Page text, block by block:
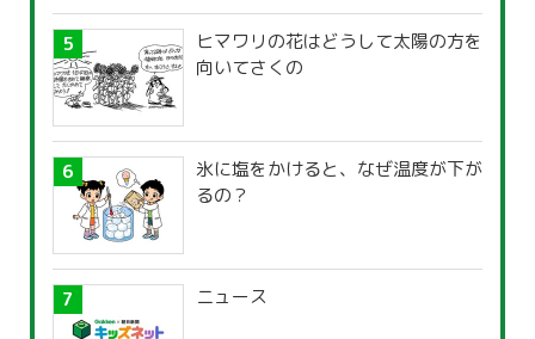
ヒマワリの花はどうして太陽の方を
向いてさくの
氷に塩をかけると、なぜ温度が下が
るの？
ニュース